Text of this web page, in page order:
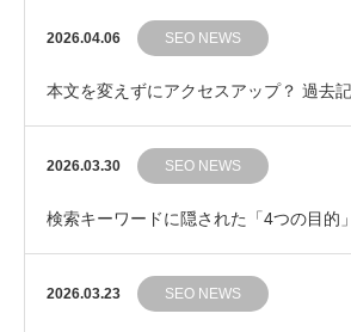
果の“その先”を提示するライティング
2026.04.06 SEO NEWS
本文を変えずにアクセスアップ？ 過去
「タイトル修正」3つのポイント
2026.03.30 SEO NEWS
検索キーワードに隠された「4つの目的
ンネを見抜く検索意図の基本
2026.03.23 SEO NEWS